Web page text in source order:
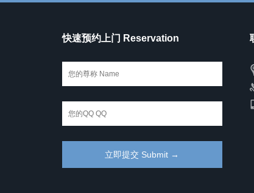
快速预约上门 Reservation